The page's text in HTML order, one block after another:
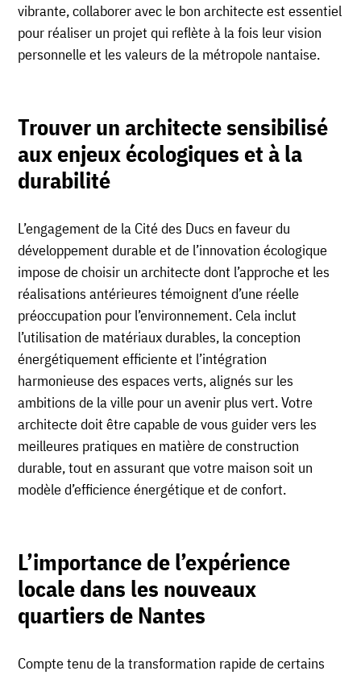
vibrante, collaborer avec le bon architecte est essentiel
pour réaliser un projet qui reflète à la fois leur vision
personnelle et les valeurs de la métropole nantaise.
Trouver un architecte sensibilisé
aux enjeux écologiques et à la
durabilité
L’engagement de la Cité des Ducs en faveur du
développement durable et de l’innovation écologique
impose de choisir un architecte dont l’approche et les
réalisations antérieures témoignent d’une réelle
préoccupation pour l’environnement. Cela inclut
l’utilisation de matériaux durables, la conception
énergétiquement efficiente et l’intégration
harmonieuse des espaces verts, alignés sur les
ambitions de la ville pour un avenir plus vert. Votre
architecte doit être capable de vous guider vers les
meilleures pratiques en matière de construction
durable, tout en assurant que votre maison soit un
modèle d’efficience énergétique et de confort.
L’importance de l’expérience
locale dans les nouveaux
quartiers de Nantes
Compte tenu de la transformation rapide de certains